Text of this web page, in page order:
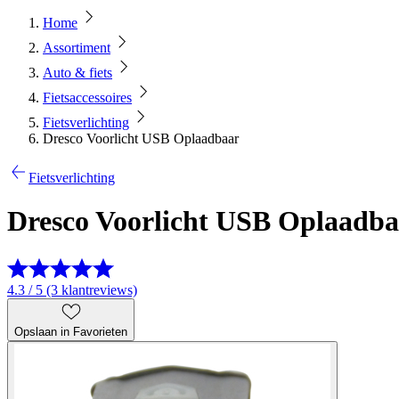
Home
Assortiment
Auto & fiets
Fietsaccessoires
Fietsverlichting
Dresco Voorlicht USB Oplaadbaar
Fietsverlichting
Dresco Voorlicht USB
4.3 / 5 (3 klantreviews)
Opslaan in Favorieten